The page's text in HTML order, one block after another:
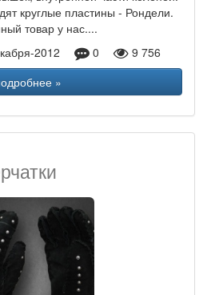
круглые пластины - Рондели.
товар у нас....
2012
0
9 756
»